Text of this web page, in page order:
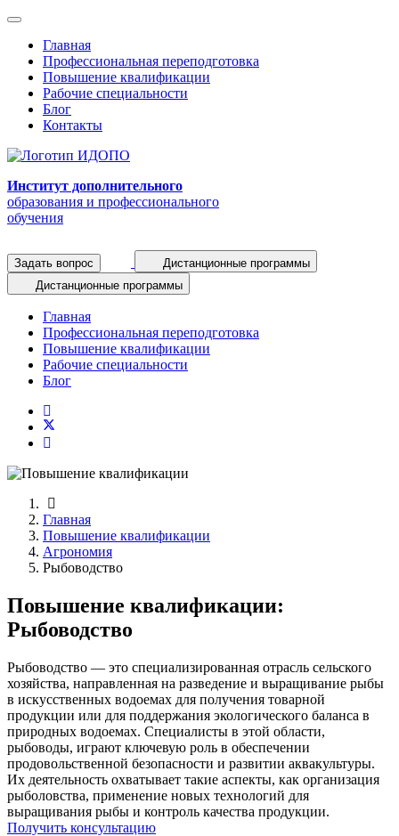
Главная
Профессиональная переподготовка
Повышение квалификации
Рабочие специальности
Блог
Контакты
Институт дополнительного
образования и профессионального
обучения
Задать вопрос
Дистанционные программы
Дистанционные программы
Главная
Профессиональная переподготовка
Повышение квалификации
Рабочие специальности
Блог
Главная
Повышение квалификации
Агрономия
Рыбоводство
Повышение квалификации:
Рыбоводство
Рыбоводство — это специализированная отрасль сельского
хозяйства, направленная на разведение и выращивание рыбы
в искусственных водоемах для получения товарной
продукции или для поддержания экологического баланса в
природных водоемах. Специалисты в этой области,
рыбоводы, играют ключевую роль в обеспечении
продовольственной безопасности и развитии аквакультуры.
Их деятельность охватывает такие аспекты, как организация
рыболовства, применение новых технологий для
выращивания рыбы и контроль качества продукции.
Получить консультацию